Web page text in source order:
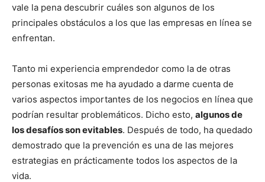
vale la pena descubrir cuáles son algunos de los
principales obstáculos a los que las empresas en línea se
enfrentan.
Tanto mi experiencia emprendedor como la de otras
personas exitosas me ha ayudado a darme cuenta de
varios aspectos importantes de los negocios en línea que
podrían resultar problemáticos. Dicho esto, algunos de
los desafíos son evitables. Después de todo, ha quedado
demostrado que la prevención es una de las mejores
estrategias en prácticamente todos los aspectos de la
vida.